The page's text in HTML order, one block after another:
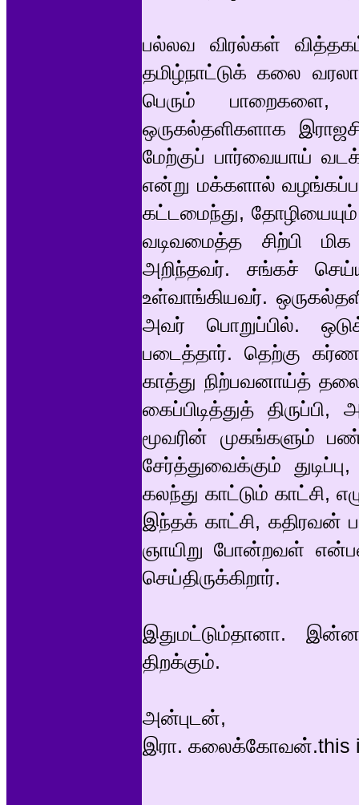
பல்லவ விரல்கள்
தமிழ்நாட்டுக் கலை
பெரும் பாறைகளை,
ஒருகல்தளிகளாக
மேற்குப் பார்வையாய்
என்று மக்களால்
கட்டமைந்து, தோழியையும்
வடிவமைத்த சிற்பி
அறிந்தவர். சங்கச்
உள்வாங்கியவர்.
அவர் பொறுப்பில்.
படைத்தார். தெற்கு
காத்து நிற்பவனாய்த்
கைப்பிடித்துத்
மூவரின் முகங்களும்
சேர்த்துவைக்கும்
கலந்து காட்டும் காட்சி,
இந்தக் காட்சி, கதிரவன்
ஞாயிறு போன்றவள்
செய்திருக்கிறார்.
இதுமட்டும்தானா.
திறக்கும்.
அன்புடன்,
இரா. கலைக்கோவன்.this